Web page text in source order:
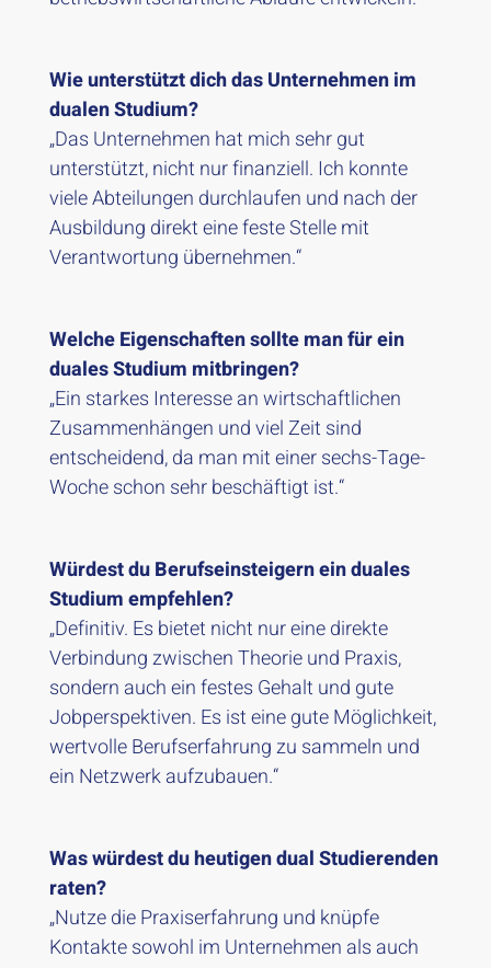
Wie unterstützt dich das Unternehmen im
dualen Studium?
„Das Unternehmen hat mich sehr gut
unterstützt, nicht nur finanziell. Ich konnte
viele Abteilungen durchlaufen und nach der
Ausbildung direkt eine feste Stelle mit
Verantwortung übernehmen.“
Welche Eigenschaften sollte man für ein
duales Studium mitbringen?
„Ein starkes Interesse an wirtschaftlichen
Zusammenhängen und viel Zeit sind
entscheidend, da man mit einer sechs-Tage-
Woche schon sehr beschäftigt ist.“
Würdest du Berufseinsteigern ein duales
Studium empfehlen?
„Definitiv. Es bietet nicht nur eine direkte
Verbindung zwischen Theorie und Praxis,
sondern auch ein festes Gehalt und gute
Jobperspektiven. Es ist eine gute Möglichkeit,
wertvolle Berufserfahrung zu sammeln und
ein Netzwerk aufzubauen.“
Was würdest du heutigen dual Studierenden
raten?
„Nutze die Praxiserfahrung und knüpfe
Kontakte sowohl im Unternehmen als auch